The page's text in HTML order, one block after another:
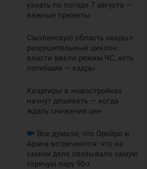
узнать по погоде 7 августа —
важные приметы
Смоленскую область накрыл
разрушительный циклон:
власти ввели режим ЧС, есть
погибшие — кадры
Квартиры в новостройках
начнут дешеветь — когда
ждать снижения цен
Все думали, что Орейро и
Арана встречаются: что на
самом деле связывало самую
горячую пару 90-х